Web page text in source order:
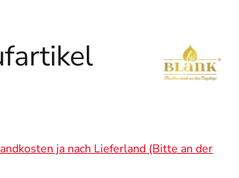
ja nach Lieferland (Bitte an der